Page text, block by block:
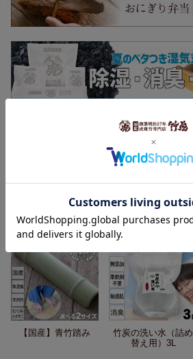
竹虎のおすすめ商品
【国産】青竹踏み
竹炭の洗い水（詰め
替え用）3L